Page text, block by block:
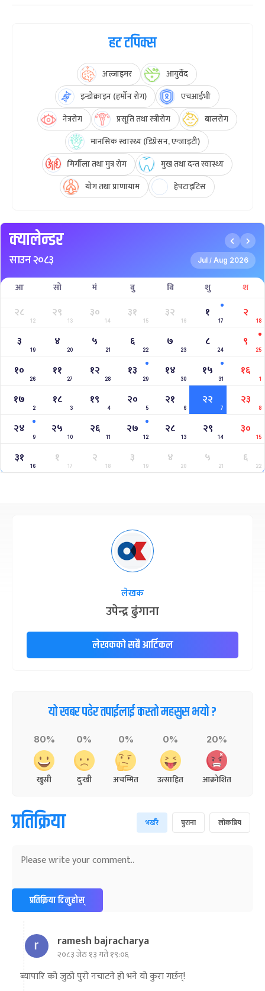
हट टपिक्स
अल्जाइमर
आयुर्वेद
इन्डोक्राइन (हर्मोन रोग)
एचआईभी
नेत्ररोग
प्रसूति तथा स्त्रीरोग
बालरोग
मानसिक स्वास्थ्य (डिप्रेसन, एन्जाइटी)
मिर्गौला तथा मुत्र रोग
मुख तथा दन्त स्वास्थ्य
योग तथा प्राणायाम
हेपटाइटिस
क्यालेन्डर
साउन २०८३ Jul / Aug 2026
आ सो मं बु बि शु श
२८
12
२९
13
३०
14
३१
15
३२
16
१
17
२
18
३
19
४
20
५
21
६
22
७
23
८
24
९
25
१०
26
११
27
१२
28
१३
29
१४
30
१५
31
१६
1
१७
2
१८
3
१९
4
२०
5
२१
6
२२
7
२३
8
२४
9
२५
10
२६
11
२७
12
२८
13
२९
14
३०
15
३१
16
१
17
२
18
३
19
४
20
५
21
६
22
लेखक
उपेन्द्र ढुंगाना
लेखकको सबै आर्टिकल
यो खबर पढेर तपाईलाई कस्तो महसुस भयो ?
80%
खुसी
0%
दुःखी
0%
अचम्मित
0%
उत्साहित
20%
आक्रोशित
प्रतिक्रिया भर्खरै पुराना लोकप्रिय
प्रतिक्रिया दिनुहोस्
ramesh bajracharya
२०८३ जेठ १३ गते १९:०६
ब्यापारि को जुठो पुरो नचाटने हो भने यो कुरा गर्छन्!